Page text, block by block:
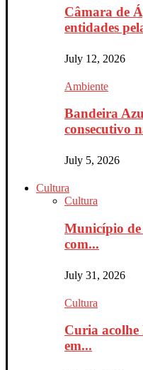
Câmara de
entidades
July 12, 2026
Ambiente
Bandeira
consecutivo
July 5, 2026
Cultura
Cultura
Município de
com...
July 31, 2026
Cultura
Curia
em...